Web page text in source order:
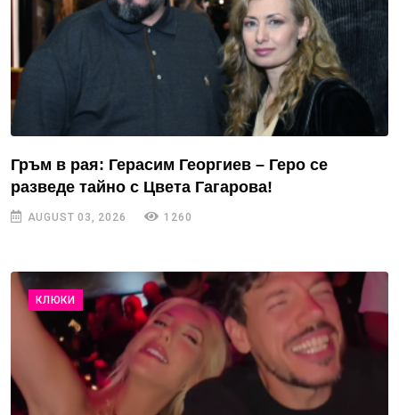
Гръм в рая: Герасим Георгиев – Геро се
разведе тайно с Цвета Гагарова!
AUGUST 03, 2026 1260
КЛЮКИ